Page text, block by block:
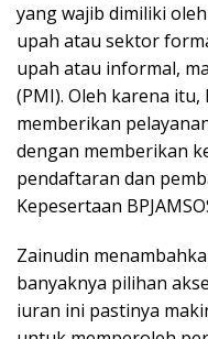
yang wajib dimiliki
upah atau sektor
upah atau informal,
(PMI). Oleh karena itu,
memberikan
dengan memberikan
pendaftaran dan
Kepesertaan
Zainudin
banyaknya pilihan
iuran ini pastinya